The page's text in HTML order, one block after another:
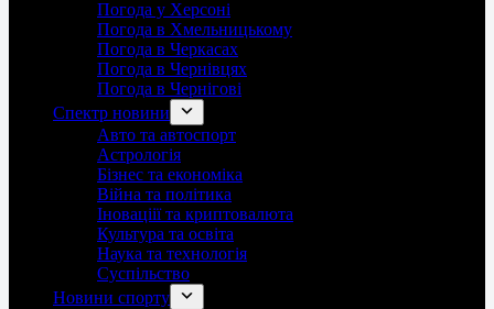
Погода у Херсоні
Погода в Хмельницькому
Погода в Черкасах
Погода в Чернівцях
Погода в Чернігові
Спектр новини
Авто та автоспорт
Астрологія
Бізнес та економіка
Війна та політика
Іноваціії та криптовалюта
Культура та освіта
Наука та технологія
Суспільство
Новини спорту